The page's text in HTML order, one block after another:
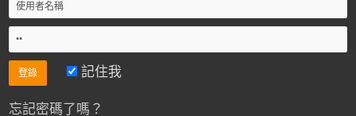
記住我
忘記密碼了嗎？